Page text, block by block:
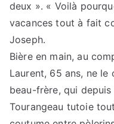
deux ». « Voilà
vacances tout à fait
Joseph.
Bière en main, au
Laurent, 65 ans, ne
beau-frère, qui
Tourangeau tutoie